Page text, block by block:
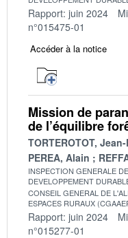
Rapport: juin 2024
n°015475-01
Accéder à la notice
Mission de
de l’équilibre
TORTEROTOT,
PEREA, Alain
INSPECTION GENERALE
DEVELOPPEMENT
CONSEIL GENERAL DE
ESPACES RURAUX
Rapport: juin 2024
n°015277-01